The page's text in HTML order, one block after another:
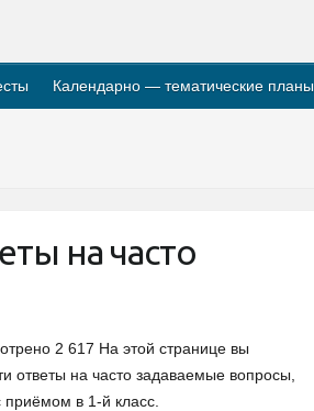
Календарно — тематические планы
на часто
2 617 На этой странице вы
ответы на часто задаваемые вопросы,
приёмом в 1-й класс.